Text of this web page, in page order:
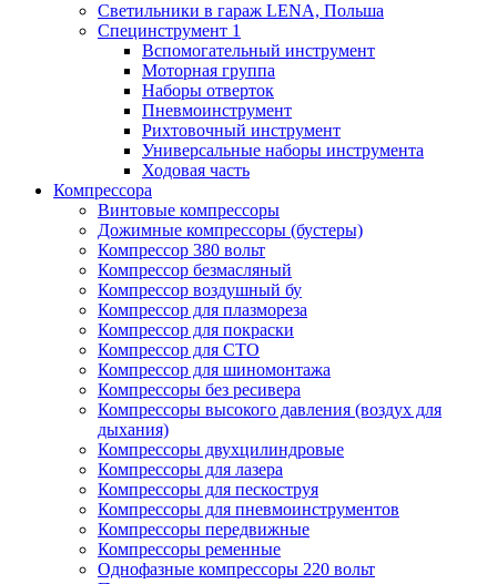
Светильники в гараж LENA, Польша
Специнструмент 1
Вспомогательный инструмент
Моторная группа
Наборы отверток
Пневмоинструмент
Рихтовочный инструмент
Универсальные наборы инструмента
Ходовая часть
Компрессора
Винтовые компрессоры
Дожимные компрессоры (бустеры)
Компрессор 380 вольт
Компрессор безмасляный
Компрессор воздушный бу
Компрессор для плазмореза
Компрессор для покраски
Компрессор для СТО
Компрессор для шиномонтажа
Компрессоры без ресивера
Компрессоры высокого давления (воздух для
дыхания)
Компрессоры двухцилиндровые
Компрессоры для лазера
Компрессоры для пескоструя
Компрессоры для пневмоинструментов
Компрессоры передвижные
Компрессоры ременные
Однофазные компрессоры 220 вольт